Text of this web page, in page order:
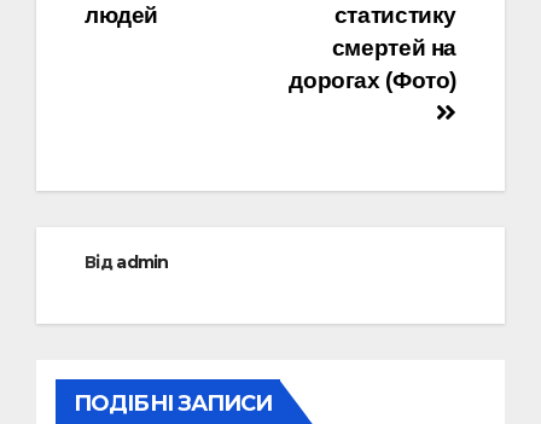
статистику
смертей на
дорогах (Фото)
людей
Відadmin
ПОДІБНІ ЗАПИСИ